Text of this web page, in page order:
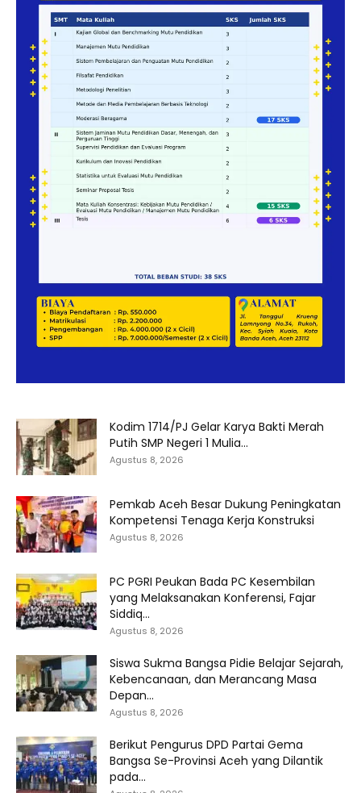
Kodim 1714/PJ Gelar Karya Bakti Merah
Putih SMP Negeri 1 Mulia...
Agustus 8, 2026
Pemkab Aceh Besar Dukung Peningkatan
Kompetensi Tenaga Kerja Konstruksi
Agustus 8, 2026
PC PGRI Peukan Bada PC Kesembilan
yang Melaksanakan Konferensi, Fajar
Siddiq...
Agustus 8, 2026
Siswa Sukma Bangsa Pidie Belajar Sejarah,
Kebencanaan, dan Merancang Masa
Depan...
Agustus 8, 2026
Berikut Pengurus DPD Partai Gema
Bangsa Se-Provinsi Aceh yang Dilantik
pada...